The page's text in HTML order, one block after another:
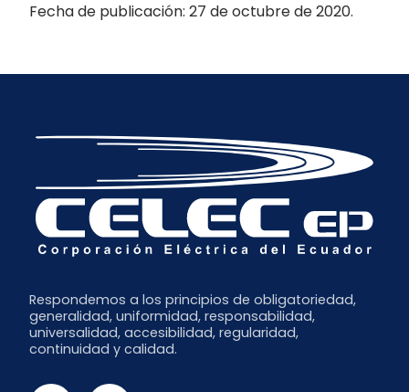
Fecha de publicación: 27 de octubre de 2020.
Respondemos a los principios de obligatoriedad,
generalidad, uniformidad, responsabilidad,
universalidad, accesibilidad, regularidad,
continuidad y calidad.